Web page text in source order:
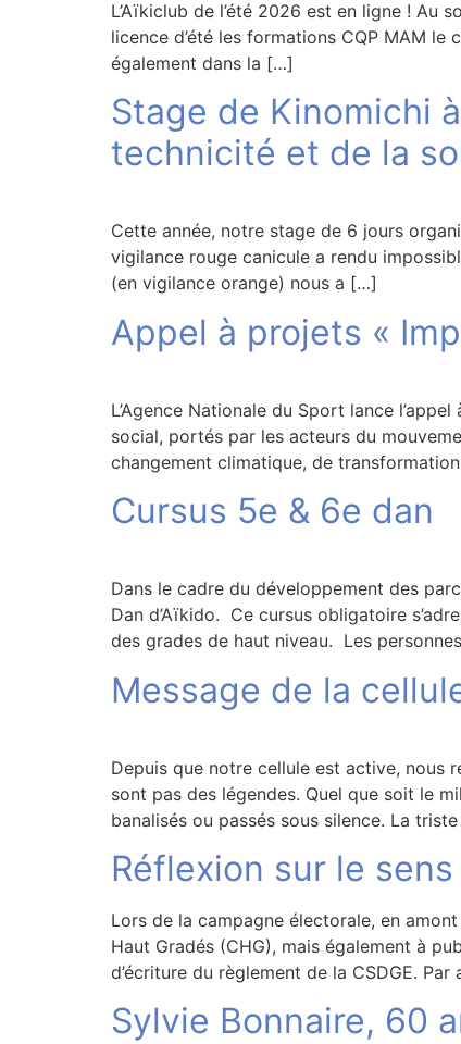
L’Aïkiclub de l’été 2026 est en ligne ! Au
licence d’été les formations CQP MAM
également dans la […]
Stage de Kinomichi
technicité et de la
Cette année, notre stage de 6 jours
vigilance rouge canicule a rendu
(en vigilance orange) nous a […]
Appel à projets «
L’Agence Nationale du Sport lance
social, portés par les acteurs du
changement climatique, de
Cursus 5e & 6e dan
Dans le cadre du développement des
Dan d’Aïkido. Ce cursus obligatoire
des grades de haut niveau. Les
Message de la
Depuis que notre cellule est active, nous
sont pas des légendes. Quel que soit le
banalisés ou passés sous silence. La
Réflexion sur le
Lors de la campagne électorale, en
Haut Gradés (CHG), mais également à
d’écriture du règlement de la CSDGE.
Sylvie Bonnaire, 60